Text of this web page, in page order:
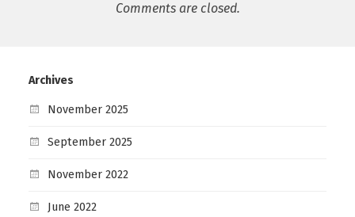
Comments are closed.
Archives
November 2025
September 2025
November 2022
June 2022